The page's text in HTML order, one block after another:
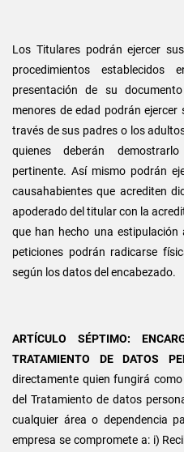
Los Titulares podrán ejercer
procedimientos
presentación de su
menores de edad podrán
través de sus padres o los
quienes deberán
pertinente. Así mismo podrán
causahabientes que acrediten
apoderado del titular con la
que han hecho una
peticiones podrán radicarse
según los datos del encabezado.
ARTÍCULO SÉPTIMO:
TRATAMIENTO DE DATOS
directamente quien fungirá
del Tratamiento de datos
cualquier área o dependencia
empresa se compromete a: i)